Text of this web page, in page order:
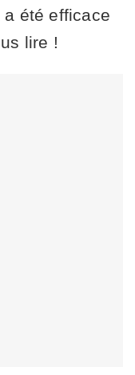
a été efficace
lire !